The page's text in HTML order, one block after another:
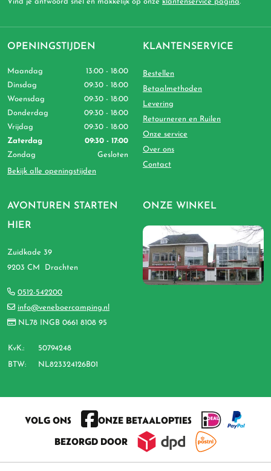
AVONTUREN STARTEN
HIER
Zuidkade 39
9203 CM Drachten
0512-542200
info@veneboercamping.nl
NL78 INGB 0661 8108 95
KvK.: 50794248
BTW: NL823324126B01
OPENINGSTIJDEN
Maandag
13:00 - 18:00
Dinsdag
09:30 - 18:00
Woensdag
09:30 - 18:00
Donderdag
09:30 - 18:00
Vrijdag
09:30 - 18:00
Zaterdag
09:30 - 17:00
Zondag
Gesloten
Bekijk alle openingstijden
KLANTENSERVICE
Bestellen
Betaalmethoden
Levering
Retourneren en Ruilen
Onze service
Over ons
Contact
ONZE WINKEL
VOLG ONS
ONZE BETAALOPTIES
BEZORGD DOOR